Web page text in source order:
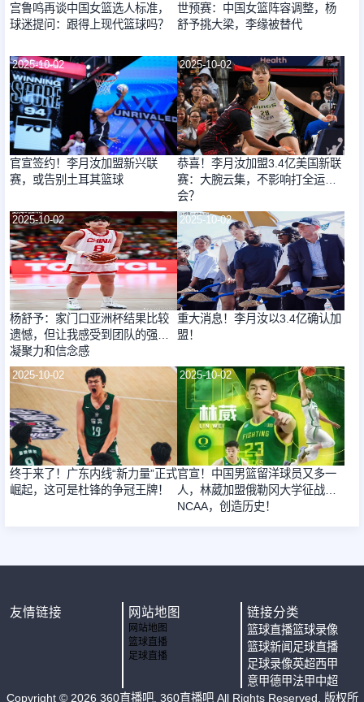
宫鲁鸣再谈中国女篮选人标准，
球迷提问：跟得上现代篮球吗？
世预赛：中国女篮阵容调整，杨
舒予挑大梁，李缘被替代
2025-10-02
官宣签约！李月汝加盟新兴联
赛，或告别土耳其篮球
2025-10-02
恭喜！李月汝加盟3.4亿美国新联
赛：大腕云集，不影响打全运
会？
2025-10-02
杨舒予：家门口亚洲杯结果比较
遗憾，但让我感受到团队的强大
凝聚力和信念感
2025-10-02
重大消息！李月汝以3.4亿确认加
盟！
2025-10-02
终于来了！广东内线“新力量”正式
崛起，这可是杜锋的争冠王牌！
2025-10-02
官宣！中国男篮留洋球员又多一
人，林葳加盟俄勒冈大学征战
NCAA，创造历史！
友情链接 网站地图
网站地图
篮球直播
足球直播
链接分类
篮球直播篮球录像
篮球新闻 足球直播
足球录像英超西甲
意甲德甲法甲中超
Copyright © 2026 360直播吧. 360直播吧 All Rights Reserved. 版权所